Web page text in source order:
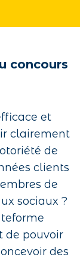
concours
et
clairement
de
clients
de
sociaux ?
de pouvoir
des